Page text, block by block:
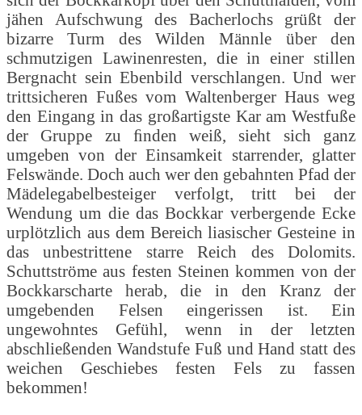
jähen Aufschwung des Bacherlochs grüßt der
bizarre Turm des Wilden Männle über den
schmutzigen Lawinenresten, die in einer stillen
Bergnacht sein Ebenbild verschlangen. Und wer
trittsicheren Fußes vom Waltenberger Haus weg
den Eingang in das großartigste Kar am Westfuße
der Gruppe zu ﬁnden weiß, sieht sich ganz
umgeben von der Einsamkeit starrender, glatter
Felswände. Doch auch wer den gebahnten Pfad der
Mädelegabelbesteiger verfolgt, tritt bei der
Wendung um die das Bockkar verbergende Ecke
urplötzlich aus dem Bereich liasischer Gesteine in
das unbestrittene starre Reich des Dolomits.
Schuttströme aus festen Steinen kommen von der
Bockkarscharte herab, die in den Kranz der
umgebenden Felsen eingerissen ist. Ein
ungewohntes Gefühl, wenn in der letzten
abschließenden Wandstufe Fuß und Hand statt des
weichen Geschiebes festen Fels zu fassen
bekommen!